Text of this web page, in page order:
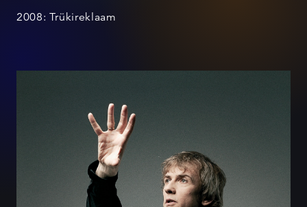
2008: Trükireklaam